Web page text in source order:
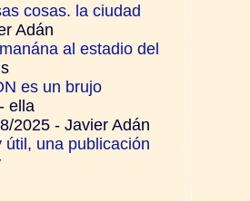
cosas. la ciudad
Adán
al estadio del
es un brujo
- ella
2025 - Javier Adán
una publicación